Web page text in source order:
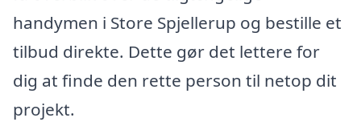
handymen i Store Spjellerup og bestille et
tilbud direkte. Dette gør det lettere for
dig at finde den rette person til netop dit
projekt.